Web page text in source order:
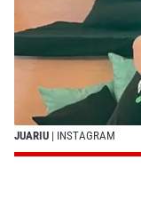
JUARIU | INSTAGRAM